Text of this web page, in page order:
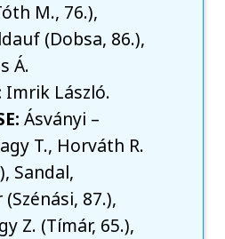
M., 76.),
(Dobsa, 86.),
Á.
Imrik László.
Ásványi –
T., Horváth R.
Sandal,
87.),
Z. (Tímár, 65.),